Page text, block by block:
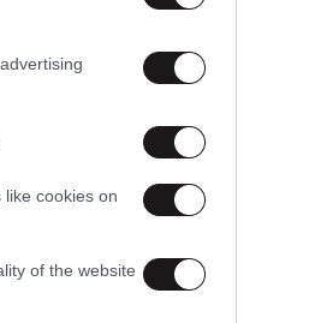
cookies on
of the website